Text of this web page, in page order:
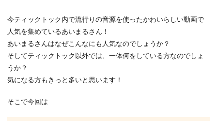
今ティックトック内で流行りの音源を使ったかわいらしい動画で
人気を集めているあいまるさん！
あいまるさんはなぜこんなにも人気なのでしょうか？
そしてティックトック以外では、一体何をしている方なのでしょ
うか？
気になる方もきっと多いと思います！
そこで今回は